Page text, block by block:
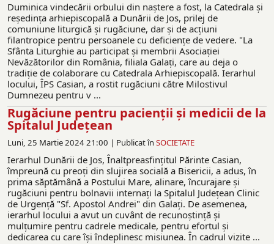
Duminica vindecării orbului din naştere a fost, la Catedrala și
reședința arhiepiscopală a Dunării de Jos, prilej de
comuniune liturgică şi rugăciune, dar și de acțiuni
filantropice pentru persoanele cu deficienţe de vedere. "La
Sfânta Liturghie au participat şi membrii Asociaţiei
Nevăzătorilor din România, filiala Galaţi, care au deja o
tradiţie de colaborare cu Catedrala Arhiepiscopală. Ierarhul
locului, ÎPS Casian, a rostit rugăciuni către Milostivul
Dumnezeu pentru v ...
Rugăciune pentru pacienții și medicii de la
Spitalul Județean
Luni, 25 Martie 2024 21:00 | Publicat în SOCIETATE
Ierarhul Dunării de Jos, Înaltpreasfinţitul Părinte Casian,
împreună cu preoţi din slujirea socială a Bisericii, a adus, în
prima săptămână a Postului Mare, alinare, încurajare şi
rugăciuni pentru bolnavii internaţi la Spitalul Județean Clinic
de Urgență "Sf. Apostol Andrei" din Galați. De asemenea,
ierarhul locului a avut un cuvânt de recunoştinţă şi
mulţumire pentru cadrele medicale, pentru efortul şi
dedicarea cu care îşi îndeplinesc misiunea. În cadrul vizite ...